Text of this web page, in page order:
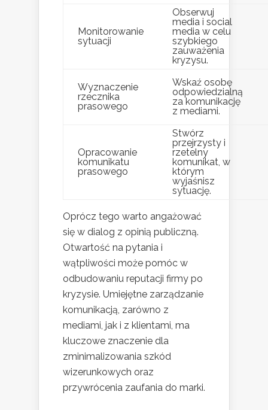
Monitorowanie
sytuacji
Obserwuj
media i social
media w celu
szybkiego
zauważenia
kryzysu.
Wyznaczenie
rzecznika
prasowego
Wskaź osobę
odpowiedzialną
za komunikację
z mediami.
Opracowanie
komunikatu
prasowego
Stwórz
przejrzysty i
rzetelny
komunikat, w
którym
wyjaśnisz
sytuację.
Oprócz tego warto angażować
się w dialog z opinią publiczną.
Otwartość na pytania i
wątpliwości może pomóc w
odbudowaniu reputacji firmy po
kryzysie. Umiejętne zarządzanie
komunikacją, zarówno z
mediami, jak i z klientami, ma
kluczowe znaczenie dla
zminimalizowania szkód
wizerunkowych oraz
przywrócenia zaufania do marki.